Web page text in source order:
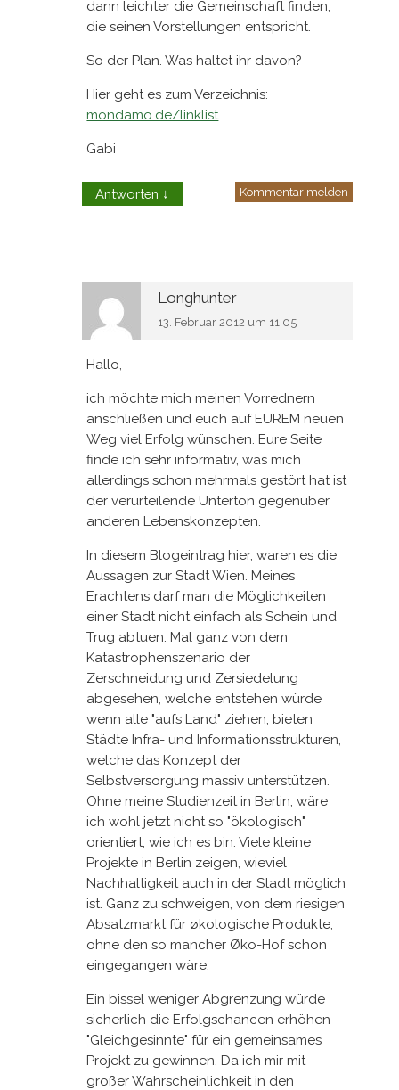
dann leichter die Gemeinschaft finden,
die seinen Vorstellungen entspricht.
So der Plan. Was haltet ihr davon?
Hier geht es zum Verzeichnis:
mondamo.de/linklist
Gabi
Antworten ↓ Kommentar melden
Longhunter
13. Februar 2012 um 11:05
Hallo,
ich möchte mich meinen Vorrednern
anschließen und euch auf EUREM neuen
Weg viel Erfolg wünschen. Eure Seite
finde ich sehr informativ, was mich
allerdings schon mehrmals gestört hat ist
der verurteilende Unterton gegenüber
anderen Lebenskonzepten.
In diesem Blogeintrag hier, waren es die
Aussagen zur Stadt Wien. Meines
Erachtens darf man die Möglichkeiten
einer Stadt nicht einfach als Schein und
Trug abtuen. Mal ganz von dem
Katastrophenszenario der
Zerschneidung und Zersiedelung
abgesehen, welche entstehen würde
wenn alle "aufs Land" ziehen, bieten
Städte Infra- und Informationsstrukturen,
welche das Konzept der
Selbstversorgung massiv unterstützen.
Ohne meine Studienzeit in Berlin, wäre
ich wohl jetzt nicht so "ökologisch"
orientiert, wie ich es bin. Viele kleine
Projekte in Berlin zeigen, wieviel
Nachhaltigkeit auch in der Stadt möglich
ist. Ganz zu schweigen, von dem riesigen
Absatzmarkt für økologische Produkte,
ohne den so mancher Øko-Hof schon
eingegangen wäre.
Ein bissel weniger Abgrenzung würde
sicherlich die Erfolgschancen erhöhen
"Gleichgesinnte" für ein gemeinsames
Projekt zu gewinnen. Da ich mir mit
großer Wahrscheinlichkeit in den